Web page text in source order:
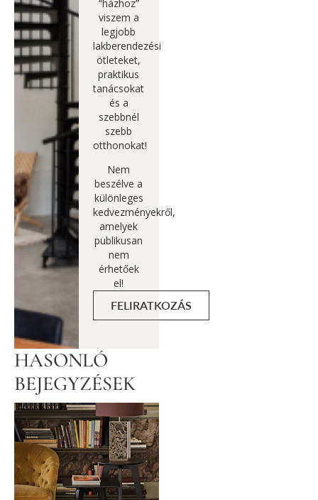
“házhoz”
viszem a
legjobb
lakberendezési
ötleteket,
praktikus
tanácsokat
és a
szebbnél
szebb
otthonokat!
Nem
beszélve a
különleges
kedvezményekről,
amelyek
publikusan
nem
érhetőek
el!
FELIRATKOZÁS
HASONLÓ
BEJEGYZÉSEK